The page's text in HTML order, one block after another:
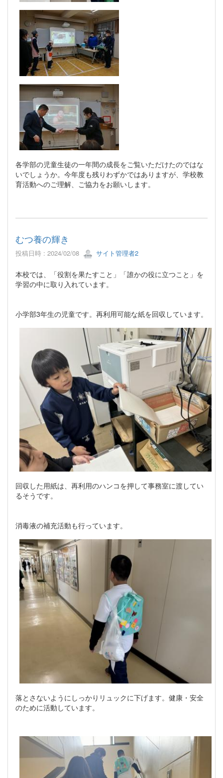
各学部の児童生徒の一年間の成長をご覧いただけたのではな
いでしょうか。今年度も残りわずかではありますが、学校教
育活動へのご理解、ご協力をお願いします。
むつ養の輝き
投稿日時 : 2024/02/08 サイト管理者2
本校では、「役割を果たすこと」「誰かの役に立つこと」を
学習の中に取り入れています。
小学部3年生の児童です。再利用可能な紙を回収しています。
回収した用紙は、再利用のハンコを押して事務室に渡してい
るそうです。
消毒液の補充活動も行っています。
落とさないようにしっかりリュックに下げます。健康・安全
のために活動しています。